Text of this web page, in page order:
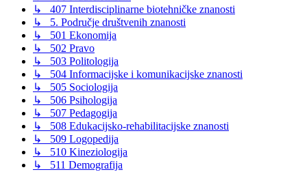
↳ 407 Interdisciplinarne biotehničke znanosti
↳ 5. Područje društvenih znanosti
↳ 501 Ekonomija
↳ 502 Pravo
↳ 503 Politologija
↳ 504 Informacijske i komunikacijske znanosti
↳ 505 Sociologija
↳ 506 Psihologija
↳ 507 Pedagogija
↳ 508 Edukacijsko-rehabilitacijske znanosti
↳ 509 Logopedija
↳ 510 Kineziologija
↳ 511 Demografija